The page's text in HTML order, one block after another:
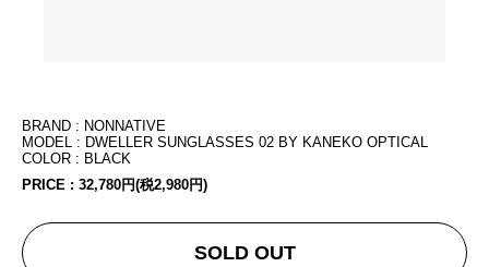
BRAND : NONNATIVE
MODEL : DWELLER SUNGLASSES 02 BY KANEKO OPTICAL
COLOR : BLACK
PRICE : 32,780円(税2,980円)
SOLD OUT